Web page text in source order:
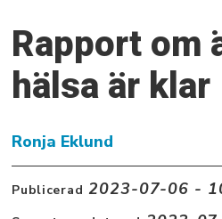
Rapport om
hälsa är klar
Ronja Eklund
Publicerad 2023-07-06 -